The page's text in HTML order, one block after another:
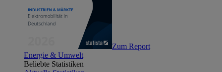
Zum Report
Energie & Umwelt
Beliebte Statistiken